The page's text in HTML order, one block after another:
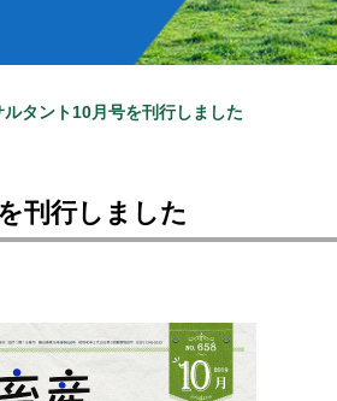
タント10月号を刊行しました
刊行しました